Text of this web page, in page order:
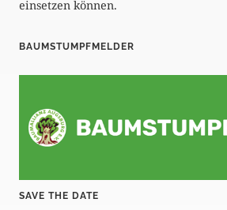
einsetzen können.
BAUMSTUMPFMELDER
SAVE THE DATE